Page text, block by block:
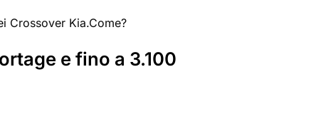
Crossover Kia.Come?
e fino a 3.100